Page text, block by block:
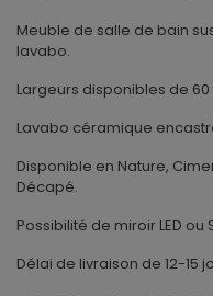
Meuble de salle de bain
lavabo.
Largeurs disponibles de 60
Lavabo céramique
Disponible en Nature,
Décapé.
Possibilité de miroir LED ou
Délai de livraison de 12-15